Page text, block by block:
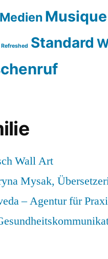
Medien
Refreshed Standard
Wall Art
Mysak,
– Agentur für